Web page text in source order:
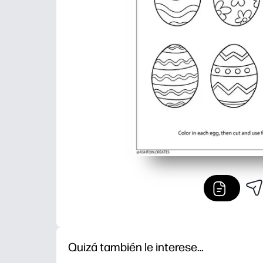
Quizá también le interese…